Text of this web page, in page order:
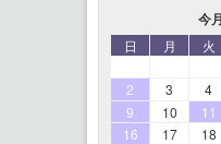
今
日 月 火
2
3 4
9
10 11
16
17 18